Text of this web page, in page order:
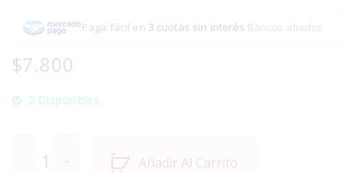
Pagá fácil en 3 cuotas sin interés.Bancos aliados
$7.800
2 Disponibles
Añadir Al Carrito